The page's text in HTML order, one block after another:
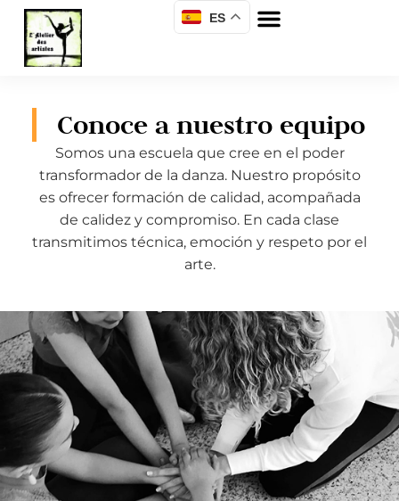
ES
Conoce a nuestro equipo
Somos una escuela que cree en el poder
transformador de la danza. Nuestro propósito
es ofrecer formación de calidad, acompañada
de calidez y compromiso. En cada clase
transmitimos técnica, emoción y respeto por el
arte.